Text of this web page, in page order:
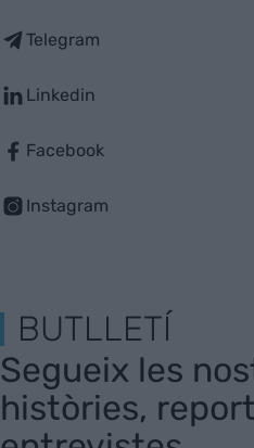
Telegram
Linkedin
Facebook
Instagram
BUTLLETÍ
Segueix les
històries,